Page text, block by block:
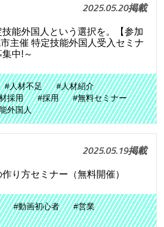
2025.05.20掲載
能外国人という選択を。【参加
主催 特定技能外国人受入セミナ
中!～
#人材不足
#人材紹介
採用 #採用
#無料セミナー
外国人
2025.05.19掲載
り方セミナー（無料開催）
#動画初心者
#営業